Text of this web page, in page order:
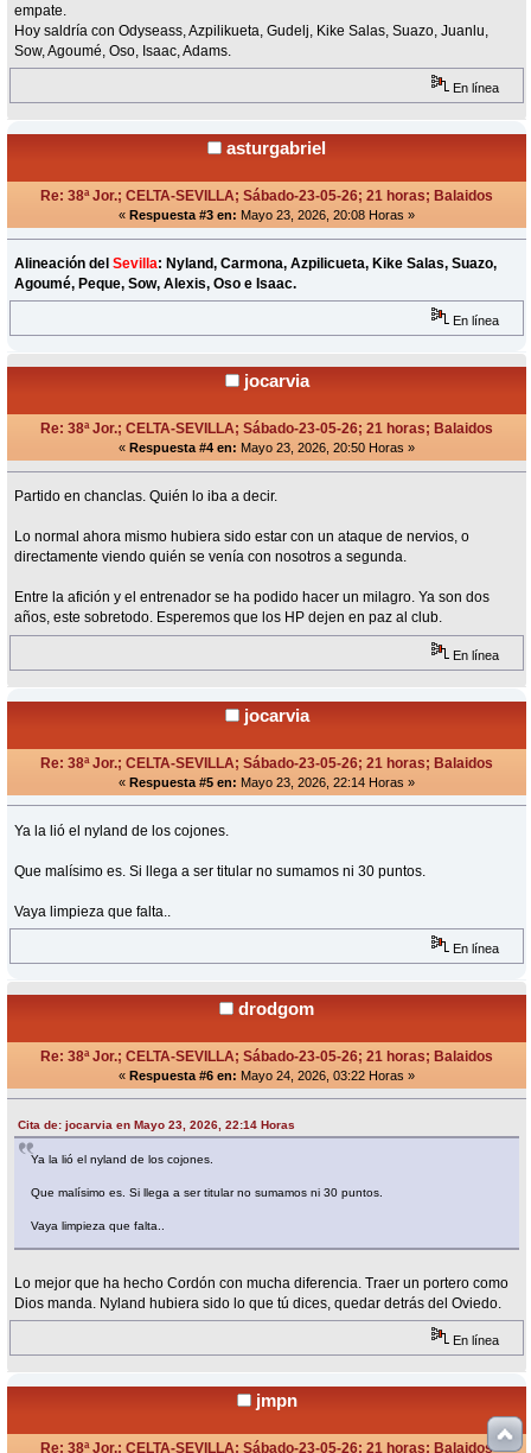
empate.
Hoy saldría con Odyseass, Azpilikueta, Gudelj, Kike Salas, Suazo, Juanlu,
Sow, Agoumé, Oso, Isaac, Adams.
En línea
asturgabriel
Re: 38ª Jor.; CELTA-SEVILLA; Sábado-23-05-26; 21 horas; Balaidos
« Respuesta #3 en: Mayo 23, 2026, 20:08 Horas »
Alineación delSevilla: Nyland, Carmona, Azpilicueta, Kike Salas, Suazo,
Agoumé, Peque, Sow, Alexis, Oso e Isaac.
En línea
jocarvia
Re: 38ª Jor.; CELTA-SEVILLA; Sábado-23-05-26; 21 horas; Balaidos
« Respuesta #4 en: Mayo 23, 2026, 20:50 Horas »
Partido en chanclas. Quién lo iba a decir.
Lo normal ahora mismo hubiera sido estar con un ataque de nervios, o
directamente viendo quién se venía con nosotros a segunda.
Entre la afición y el entrenador se ha podido hacer un milagro. Ya son dos
años, este sobretodo. Esperemos que los HP dejen en paz al club.
En línea
jocarvia
Re: 38ª Jor.; CELTA-SEVILLA; Sábado-23-05-26; 21 horas; Balaidos
« Respuesta #5 en: Mayo 23, 2026, 22:14 Horas »
Ya la lió el nyland de los cojones.
Que malísimo es. Si llega a ser titular no sumamos ni 30 puntos.
Vaya limpieza que falta..
En línea
drodgom
Re: 38ª Jor.; CELTA-SEVILLA; Sábado-23-05-26; 21 horas; Balaidos
« Respuesta #6 en: Mayo 24, 2026, 03:22 Horas »
Cita de: jocarvia en Mayo 23, 2026, 22:14 Horas
Ya la lió el nyland de los cojones.
Que malísimo es. Si llega a ser titular no sumamos ni 30 puntos.
Vaya limpieza que falta..
Lo mejor que ha hecho Cordón con mucha diferencia. Traer un portero como
Dios manda. Nyland hubiera sido lo que tú dices, quedar detrás del Oviedo.
En línea
jmpn
Re: 38ª Jor.; CELTA-SEVILLA; Sábado-23-05-26; 21 horas; Balaidos